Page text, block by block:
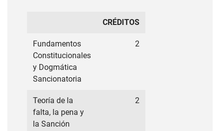
CRÉDITOS
Fundamentos
Constitucionales
y Dogmática
Sancionatoria
2
Teoría de la
falta, la pena y
la Sanción
2